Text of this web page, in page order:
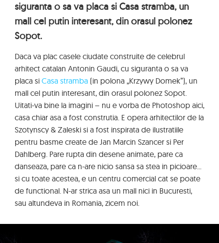
siguranta o sa va placa si Casa stramba, un
mall cel putin interesant, din orasul polonez
Sopot.
Daca va plac casele ciudate construite de celebrul
arhitect catalan Antonin Gaudi, cu siguranta o sa va
placa si Casa stramba (in polona „Krzywy Domek”), un
mall cel putin interesant, din orasul polonez Sopot.
Uitati-va bine la imagini – nu e vorba de Photoshop aici,
casa chiar asa a fost construtia. E opera arhitectilor de la
Szotynscy & Zaleski si a fost inspirata de ilustratiile
pentru basme create de Jan Marcin Szancer si Per
Dahlberg. Pare rupta din desene animate, pare ca
danseaza, pare ca n-are nicio sansa sa stea in picioare...
si cu toate acestea, e un centru comercial cat se poate
de functional. N-ar strica asa un mall nici in Bucuresti,
sau altundeva in Romania, zicem noi.